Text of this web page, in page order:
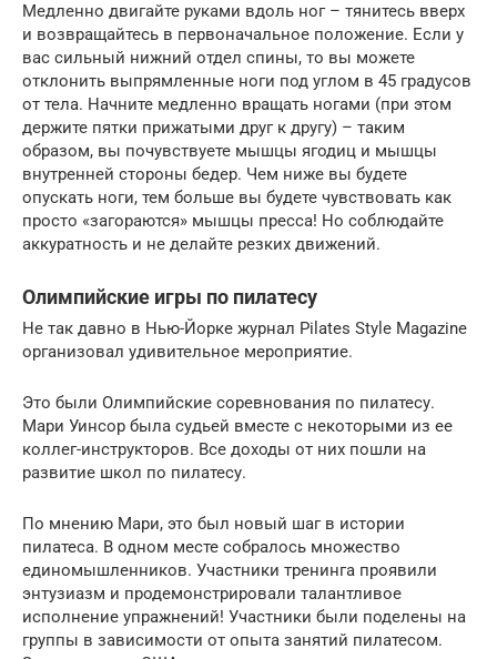
Медленно двигайте руками вдоль ног – тянитесь вверх
и возвращайтесь в первоначальное положение. Если у
вас сильный нижний отдел спины, то вы можете
отклонить выпрямленные ноги под углом в 45 градусов
от тела. Начните медленно вращать ногами (при этом
держите пятки прижатыми друг к другу) – таким
образом, вы почувствуете мышцы ягодиц и мышцы
внутренней стороны бедер. Чем ниже вы будете
опускать ноги, тем больше вы будете чувствовать как
просто «загораются» мышцы пресса! Но соблюдайте
аккуратность и не делайте резких движений.
Олимпийские игры по пилатесу
Не так давно в Нью-Йорке журнал Pilates Style Magazine
организовал удивительное мероприятие.
Это были Олимпийские соревнования по пилатесу.
Мари Уинсор была судьей вместе с некоторыми из ее
коллег-инструкторов. Все доходы от них пошли на
развитие школ по пилатесу.
По мнению Мари, это был новый шаг в истории
пилатеса. В одном месте собралось множество
единомышленников. Участники тренинга проявили
энтузиазм и продемонстрировали талантливое
исполнение упражнений! Участники были поделены на
группы в зависимости от опыта занятий пилатесом.